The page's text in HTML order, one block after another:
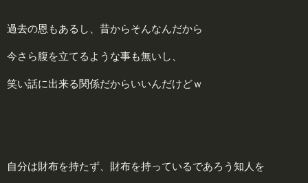
過去の恩もあるし、昔からそんなんだから
今さら腹を立てるような事も無いし、
笑い話に出来る関係だからいいんだけどｗ
自分は財布を持たず、財布を持っているであろう知人を